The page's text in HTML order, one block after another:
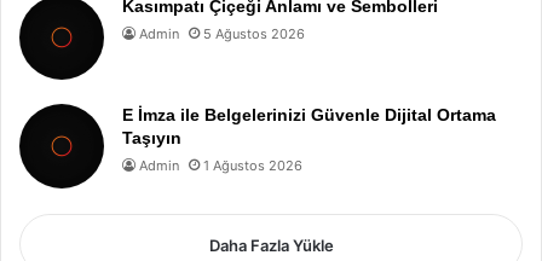
Kasımpatı Çiçeği Anlamı ve Sembolleri
Admin 5 Ağustos 2026
E İmza ile Belgelerinizi Güvenle Dijital Ortama
Taşıyın
Admin 1 Ağustos 2026
Daha Fazla Yükle